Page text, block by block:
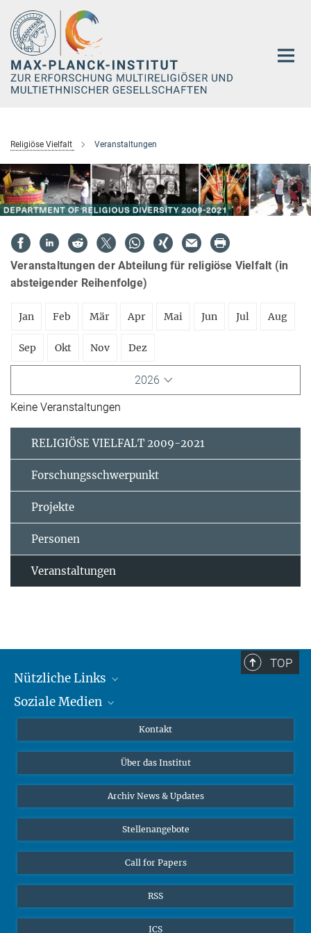
Hauptinhalt
Religiöse Vielfalt Veranstaltungen
Veranstaltungen der Abteilung für religiöse Vielfalt (in
absteigender Reihenfolge)
Jan Feb Mär Apr Mai Jun Jul Aug
Sep Okt Nov Dez
2026
Keine Veranstaltungen
RELIGIÖSE VIELFALT 2009-2021
Forschungsschwerpunkt
Projekte
Personen
Veranstaltungen
TOP
Nützliche Links
MMG Alumni Corner
Online-Vorträge
Interviews zum Thema "Diversity"
Soziale Medien
Bluesky
Kontakt
Über das Institut
Archiv News & Updates
Stellenangebote
Call for Papers
RSS
ICS